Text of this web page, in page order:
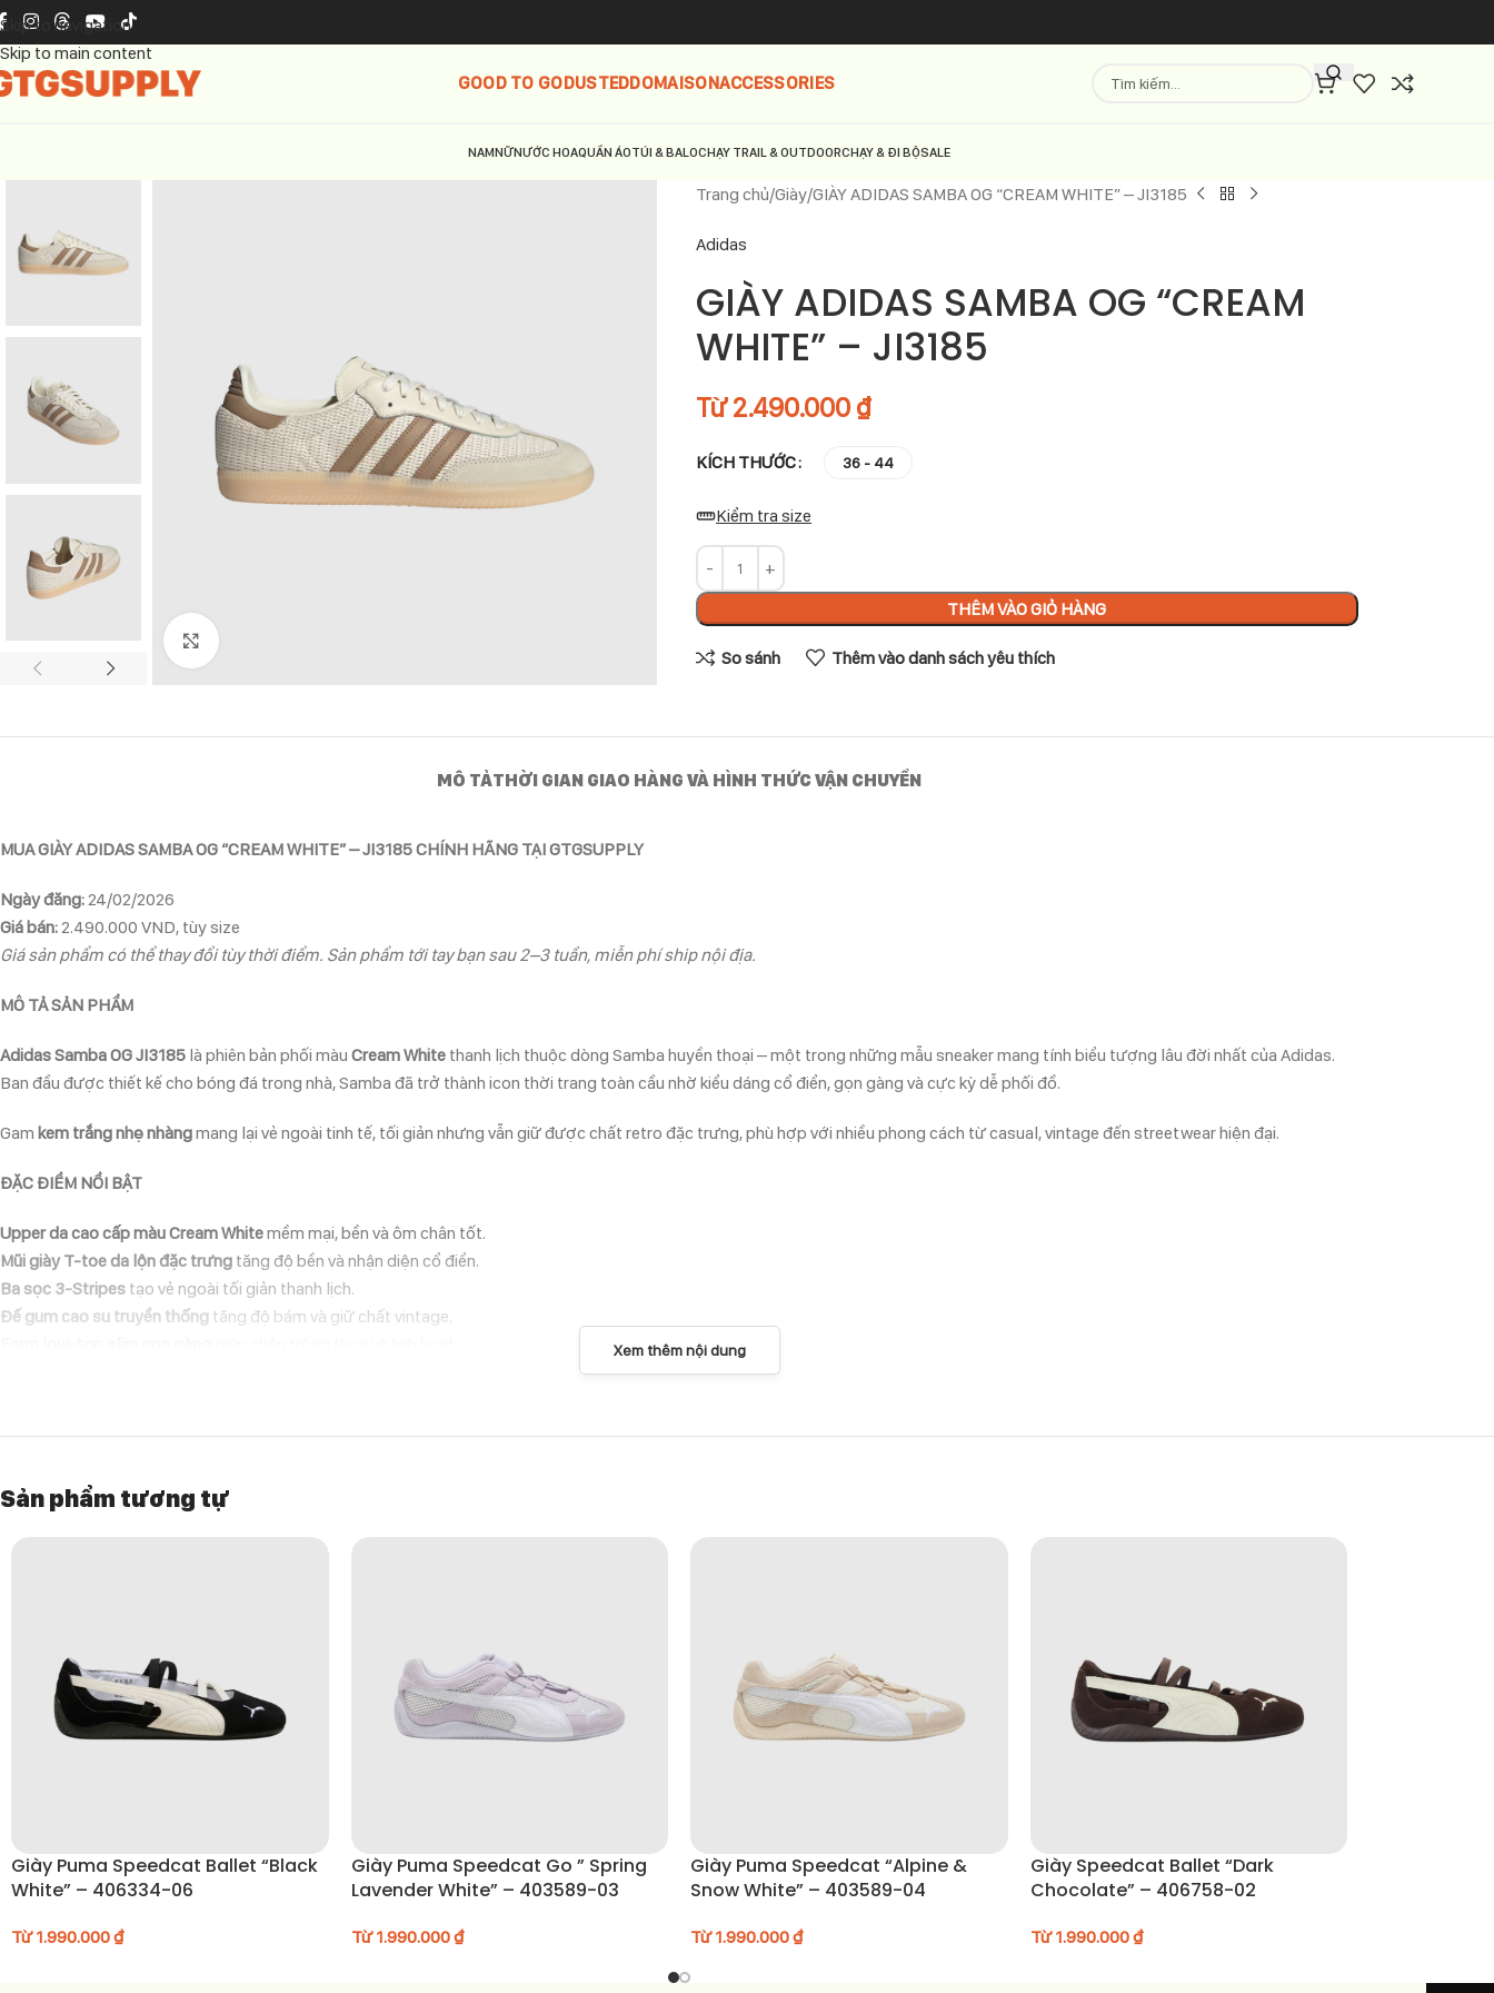
Skip to navigation
Skip to main content
GOOD TO GODUSTEDDOMAISONACCESSORIES
NAMNỮNƯỚC HOAQUẦN ÁOTÚI & BALOCHẠY TRAIL & OUTDOORCHẠY & ĐI BỘSALE
Trang chủ Giày GIÀY ADIDAS SAMBA OG “CREAM WHITE” – JI3185
Adidas
GIÀY ADIDAS SAMBA OG “CREAM
WHITE” – JI3185
Từ2.490.000 ₫
KÍCH THƯỚC 36 - 44
Kiểm tra size
THÊM VÀO GIỎ HÀNG
So sánh Thêm vào danh sách yêu thích
MÔ TẢTHỜI GIAN GIAO HÀNG VÀ HÌNH THỨC VẬN CHUYỂN
MUA GIÀY ADIDAS SAMBA OG “CREAM WHITE” – JI3185 CHÍNH HÃNG TẠI GTGSUPPLY
Ngày đăng: 24/02/2026
Giá bán: 2.490.000 VND, tùy size
Giá sản phẩm có thể thay đổi tùy thời điểm. Sản phẩm tới tay bạn sau 2–3 tuần, miễn phí ship nội địa.
MÔ TẢ SẢN PHẨM
Adidas Samba OG JI3185 là phiên bản phối màu Cream White thanh lịch thuộc dòng Samba huyền thoại – một trong những mẫu sneaker mang tính biểu tượng lâu đời nhất của Adidas.
Ban đầu được thiết kế cho bóng đá trong nhà, Samba đã trở thành icon thời trang toàn cầu nhờ kiểu dáng cổ điển, gọn gàng và cực kỳ dễ phối đồ.
Gam kem trắng nhẹ nhàngmang lại vẻ ngoài tinh tế, tối giản nhưng vẫn giữ được chất retro đặc trưng, phù hợp với nhiều phong cách từ casual, vintage đến streetwear hiện đại.
ĐẶC ĐIỂM NỔI BẬT
Upper da cao cấp màu Cream Whitemềm mại, bền và ôm chân tốt.
Mũi giày T-toe da lộn đặc trưng tăng độ bền và nhận diện cổ điển.
Ba sọc 3-Stripes tạo vẻ ngoài tối giản thanh lịch.
Đế gum cao su truyền thống tăng độ bám và giữ chất vintage.
Bảo quản nơi khô thoáng
Xem thêm nội dung
Sản phẩm tương tự
Giày Puma Speedcat Ballet “Black
White” – 406334-06
Từ1.990.000₫
Giày Puma Speedcat Go ” Spring
Lavender White” – 403589-03
Từ1.990.000₫
Giày Puma Speedcat “Alpine &
Snow White” – 403589-04
Từ1.990.000₫
Giày Speedcat Ballet “Dark
Chocolate” – 406758-02
Từ1.990.000₫